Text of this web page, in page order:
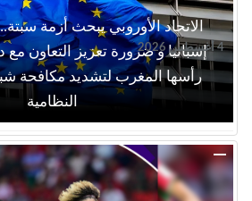
الاتحاد الأوروبي يبحث أزمة
إسبانيا و ضرورة تعزيز التعاون
رأسها المغرب لتشديد مكافحة
النظامية
4 أغسطس 2026